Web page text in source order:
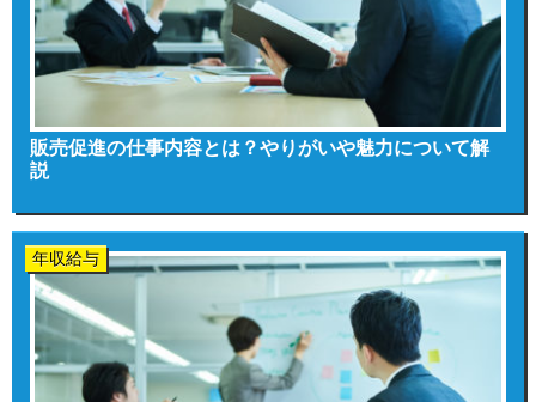
販売促進の仕事内容とは？やりがいや魅力について解
説
年収給与